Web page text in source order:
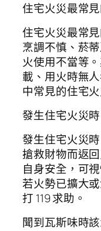
住宅火災最常
住宅火災最常
烹調不慎、菸
火使用不當等
載、用火時無
中常見的住宅
發生住宅火災
發生住宅火災
搶救財物而返
自身安全，可
若火勢已擴大
打 119 求助。
聞到瓦斯味時